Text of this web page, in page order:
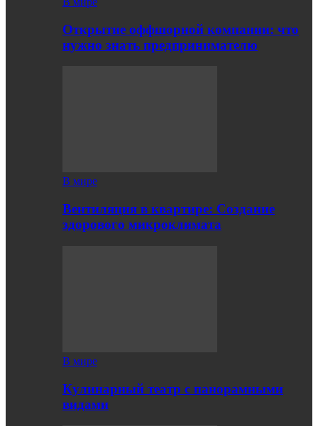
Открытие оффшорной компании: что
нужно знать предпринимателю
В мире
Вентиляция в квартире: Создание
здорового микроклимата
В мире
Кулинарный театр с панорамными
видами